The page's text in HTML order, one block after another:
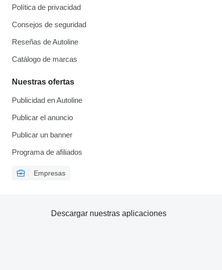
Política de privacidad
Consejos de seguridad
Reseñas de Autoline
Catálogo de marcas
Nuestras ofertas
Publicidad en Autoline
Publicar el anuncio
Publicar un banner
Programa de afiliados
Empresas
Descargar nuestras aplicaciones